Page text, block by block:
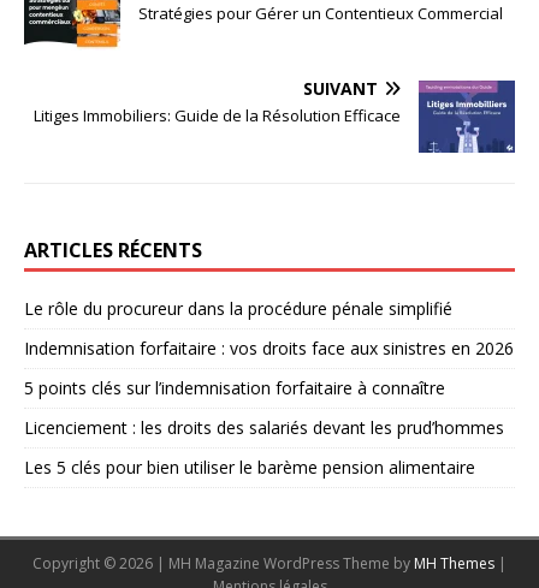
Stratégies pour Gérer un Contentieux Commercial
SUIVANT
Litiges Immobiliers: Guide de la Résolution Efficace
ARTICLES RÉCENTS
Le rôle du procureur dans la procédure pénale simplifié
Indemnisation forfaitaire : vos droits face aux sinistres en 2026
5 points clés sur l’indemnisation forfaitaire à connaître
Licenciement : les droits des salariés devant les prud’hommes
Les 5 clés pour bien utiliser le barème pension alimentaire
Copyright © 2026 | MH Magazine WordPress Theme by MH Themes |